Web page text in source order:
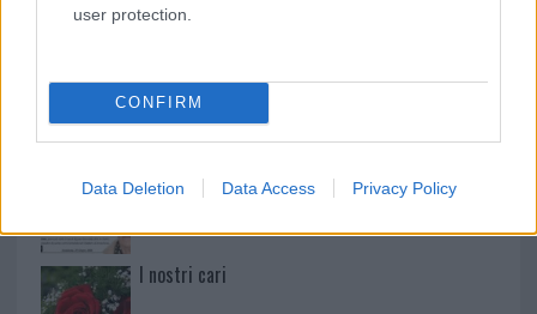
user protection.
CONFIRM
Data Deletion Data Access Privacy Policy
Martina Agostina Diturco
I nostri cari